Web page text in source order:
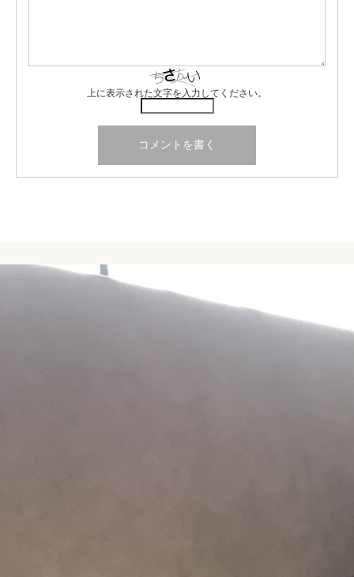
上に表示された文字を入力してください。